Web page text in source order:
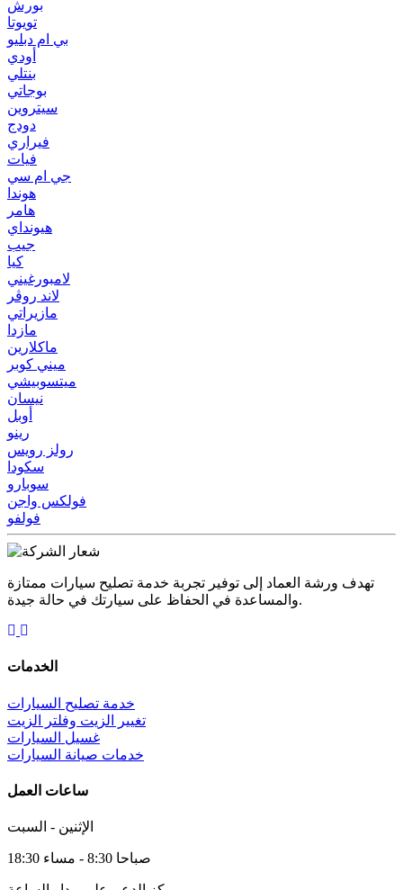
بورش
تويوتا
بي ام دبليو
أودي
بنتلي
بوجاتي
سيتروين
دودج
فيراري
فيات
جي ام سي
هوندا
هامر
هيونداي
جيب
كيا
لامبورغيني
لاند روڤر
مازيراتي
مازدا
ماكلارين
ميني كوبر
ميتسوبيشي
نيسان
أوبل
رينو
رولز رويس
سكودا
سوبارو
فولكس واجن
فولفو
تهدف ورشة العماد إلى توفير تجربة خدمة تصليح سيارات ممتازة
والمساعدة في الحفاظ على سيارتك في حالة جيدة.
الخدمات
خدمة تصليح السيارات
تغيير الزيت وفلتر الزيت
غسيل السيارات
خدمات صيانة السيارات
ساعات العمل
الإثنين - السبت
صباحا 8:30 - مساء 18:30